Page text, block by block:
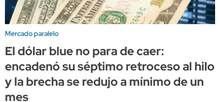
Mercado paralelo
El dólar blue no para de caer:
encadenó su séptimo retroceso al hilo
y la brecha se redujo a mínimo de un
mes